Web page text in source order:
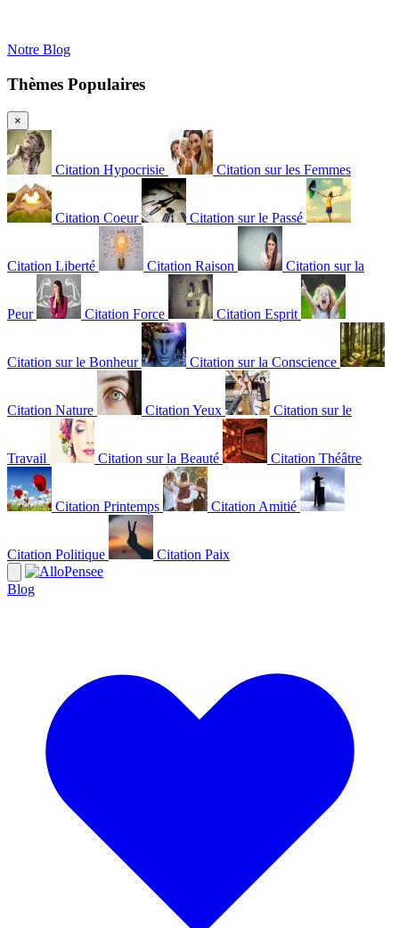
Notre Blog
Thèmes Populaires
×
Citation Hypocrisie Citation sur les Femmes
Citation Coeur Citation sur le Passé
Citation Liberté Citation Raison Citation sur la
Peur Citation Force Citation Esprit
Citation sur le Bonheur Citation sur la Conscience
Citation Nature Citation Yeux Citation sur le
Travail Citation sur la Beauté Citation Théâtre
Citation Printemps Citation Amitié
Citation Politique Citation Paix
Blog